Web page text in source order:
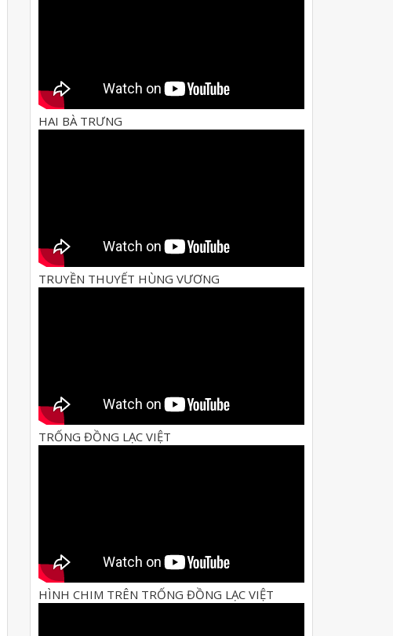
HAI BÀ TRƯNG
TRUYỀN THUYẾT HÙNG VƯƠNG
TRỐNG ĐỒNG LẠC VIỆT
HÌNH CHIM TRÊN TRỐNG ĐỒNG LẠC VIỆT